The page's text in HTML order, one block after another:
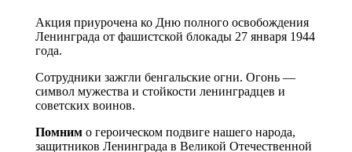
Акция приурочена ко Дню полного освобождения
Ленинграда от фашистской блокады 27 января 1944
года.
Сотрудники зажгли бенгальские огни. Огонь —
символ мужества и стойкости ленинградцев и
советских воинов.
Помним о героическом подвиге нашего народа,
защитников Ленинграда в Великой Отечественной